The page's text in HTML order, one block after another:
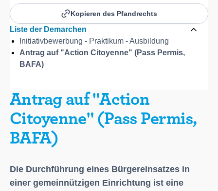
Kopieren des Pfandrechts
Liste der Demarchen
Initiativbewerbung - Praktikum - Ausbildung
Antrag auf "Action Citoyenne" (Pass Permis,
BAFA)
Antrag auf "Action
Citoyenne" (Pass Permis,
BAFA)
Die Durchführung eines Bürgereinsatzes in
einer gemeinnützigen Einrichtung ist eine